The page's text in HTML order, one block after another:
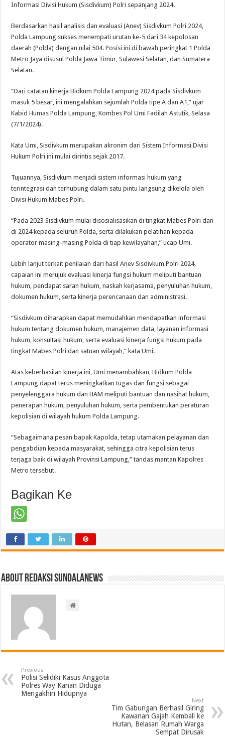
Informasi Divisi Hukum (Sisdivkum) Polri sepanjang 2024.
Berdasarkan hasil analisis dan evaluasi (Anev) Sisdivkum Polri 2024,
Polda Lampung sukses menempati urutan ke-5 dari 34 kepolosan
daerah (Polda) dengan nilai 504. Posisi ini di bawah peringkat 1 Polda
Metro Jaya disusul Polda Jawa Timur, Sulawesi Selatan, dan Sumatera
Selatan.
“Dari catatan kinerja Bidkum Polda Lampung 2024 pada Sisdivkum
masuk 5 besar, ini mengalahkan sejumlah Polda tipe A dan A1,” ujar
Kabid Humas Polda Lampung, Kombes Pol Umi Fadilah Astutik, Selasa
(7/1/2024).
Kata Umi, Sisdivkum merupakan akronim dari Sistem Informasi Divisi
Hukum Polri ini mulai dirintis sejak 2017.
Tujuannya, Sisdivkum menjadi sistem informasi hukum yang
terintegrasi dan terhubung dalam satu pintu langsung dikelola oleh
Divisi Hukum Mabes Polri.
“Pada 2023 Sisdivkum mulai disosialisasikan di tingkat Mabes Polri dan
di 2024 kepada seluruh Polda, serta dilakukan pelatihan kepada
operator masing-masing Polda di tiap kewilayahan,” ucap Umi.
Lebih lanjut terkait penilaian dari hasil Anev Sisdivkum Polri 2024,
capaian ini merujuk evaluasi kinerja fungsi hukum meliputi bantuan
hukum, pendapat saran hukum, naskah kerjasama, penyuluhan hukum,
dokumen hukum, serta kinerja perencanaan dan administrasi.
“Sisdivkum diharapkan dapat memudahkan mendapatkan informasi
hukum tentang dokumen hukum, manajemen data, layanan informasi
hukum, konsultasi hukum, serta evaluasi kinerja fungsi hukum pada
tingkat Mabes Polri dan satuan wilayah,” kata Umi.
Atas keberhasilan kinerja ini, Umi menambahkan, Bidkum Polda
Lampung dapat terus meningkatkan tugas dan fungsi sebagai
penyelenggara hukum dan HAM meliputi bantuan dan nasihat hukum,
penerapan hukum, penyuluhan hukum, serta pembentukan peraturan
kepolisian di wilayah hukum Polda Lampung.
“Sebagaimana pesan bapak Kapolda, tetap utamakan pelayanan dan
pengabdian kepada masyarakat, sehingga citra kepolisian terus
terjaga baik di wilayah Provinsi Lampung,” tandas mantan Kapolres
Metro tersebut.
Bagikan Ke
About Redaksi Sundalanews
Previous
Polisi Selidiki Kasus Anggota
Polres Way Kanan Diduga
Mengakhiri Hidupnya
Next
Tim Gabungan Berhasil Giring
Kawanan Gajah Kembali ke
Hutan, Belasan Rumah Warga
Sempat Dirusak